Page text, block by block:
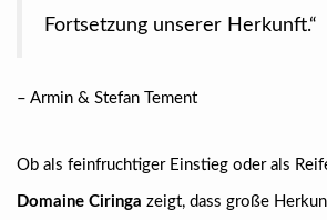
Fortsetzung unserer Herkunft.“
– Armin & Stefan Tement
Ob als feinfruchtiger Einstieg oder als
Domaine Ciringa zeigt, dass große